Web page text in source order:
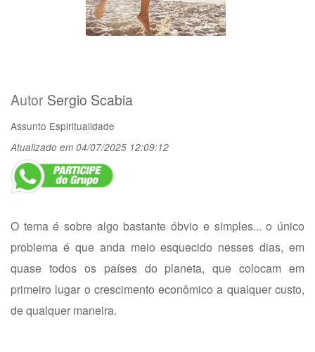
Autor Sergio Scabia
Assunto Espiritualidade
Atualizado em 04/07/2025 12:09:12
O tema é sobre algo bastante óbvio e simples... o único
problema é que anda meio esquecido nesses dias, em
quase todos os países do planeta, que colocam em
primeiro lugar o crescimento econômico a qualquer custo,
de qualquer maneira.